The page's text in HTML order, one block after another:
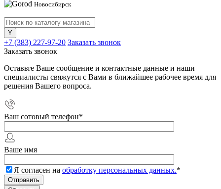
Новосибирск
+7 (383) 227-97-20 Заказать звонок
Заказать звонок
Оставьте Ваше сообщение и контактные данные и наши
специалисты свяжутся с Вами в ближайшее рабочее время для
решения Вашего вопроса.
Ваш сотовый телефон*
Ваше имя
Я согласен на обработку персональных данных.*